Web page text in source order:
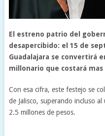
El estreno patrio del
desapercibido: el 15 de
Guadalajara se convertirá
millonario que costará
Con esa cifra, este festejo se
de Jalisco, superando incluso
2.5 millones de pesos.